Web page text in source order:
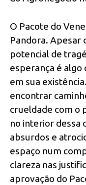
O Pacote do
Pandora. Apesar
potencial de
esperança é
em sua
encontrar
crueldade com o
no interior dessa
absurdos e
espaço num
clareza nas
aprovação do